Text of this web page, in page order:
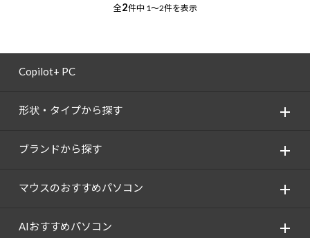
全2件中 1～2件を表示
Copilot+ PC
形状・タイプから探す
ブランドから探す
マウスのおすすめパソコン
AIおすすめパソコン